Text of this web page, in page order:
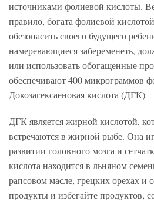
источниками фолиевой кислоты.
правило, богата фолиевой
обезопасить своего будущего
намеревающиеся забеременеть,
или использовать обогащенные
обеспечивают 400 микрограммов
Докозагексаеновая кислота (ДГК)
ДГК является жирной кислотой,
встречаются в жирной рыбе. Она
развитии головного мозга и
кислота находится в льняном
рапсовом масле, грецких орехах и
продукты и избегайте продуктов,